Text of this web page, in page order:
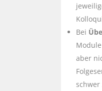
Bei
aber